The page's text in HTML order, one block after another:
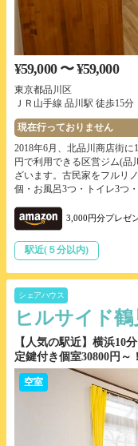
¥59,000 〜 ¥59,000
東京都品川区
ＪＲ山手線 品川駅 徒歩15分
現在行っておりません
2018年6月、北品川商店街
円で利用できる区営ジム(品
ざいます。古民家をフルリ
個・お風呂3つ・トイレ3つ
3,000円分プレゼ
駅近(５分以内)
シェアハウス
ヒルサイド鶴
【人気の駅近】横浜10
定鍵付き個室30800円～！
空室